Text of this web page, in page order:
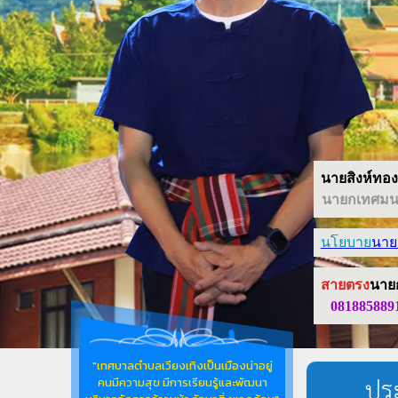
นายสิงห์ทอ
นายกเทศม
นโยบายนา
สายตรงนาย
"เทศบาลตำบลเวียงเทิงเป็นเมืองน่าอยู่
คนมีความสุข มีการเรียนรู้และพัฒนา
ป